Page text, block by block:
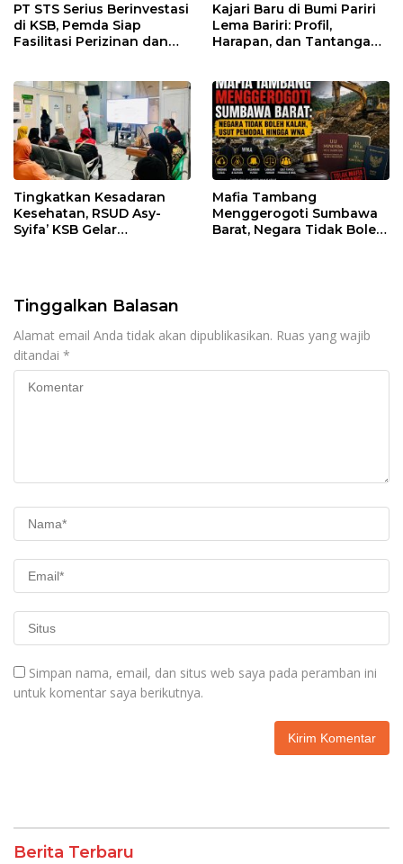
PT STS Serius Berinvestasi
di KSB, Pemda Siap
Fasilitasi Perizinan dan
Kajari Baru di Bumi Pariri
Lema Bariri: Profil,
Harapan, dan Tantangan
Tingkatkan Kesadaran
Kesehatan, RSUD Asy-
Syifa’ KSB Gelar
Mafia Tambang
Menggerogoti Sumbawa
Barat, Negara Tidak Boleh
Tinggalkan Balasan
Alamat email Anda tidak akan dipublikasikan. Ruas yang wajib
ditandai *
Simpan nama, email, dan situs web saya pada peramban ini
untuk komentar saya berikutnya.
Berita Terbaru